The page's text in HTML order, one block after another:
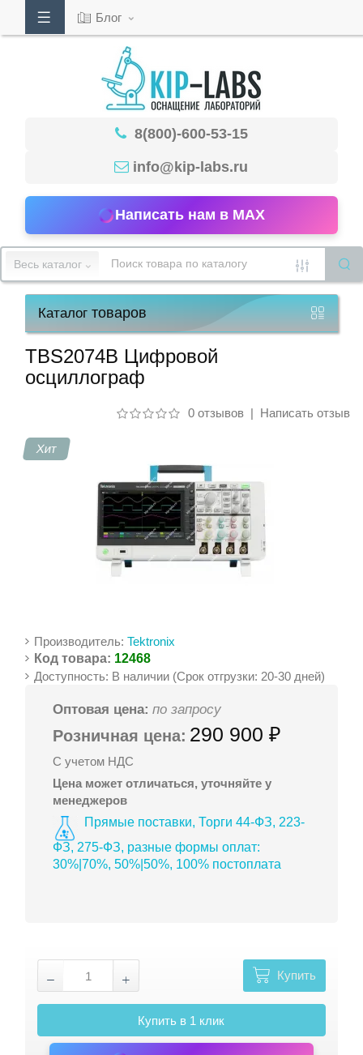
53-
15
работы
Блог
8(800)-600-53-15
info@kip-labs.ru
Написать нам в MAX
Весь каталог
Каталогтоваров
TBS2074B Цифровой
осциллограф
0 отзывов| Написать отзыв
Хит
Производитель:Tektronix
Код товара: 12468
Доступность: В наличии (Срок отгрузки: 20-30 дней)
Оптовая цена: по запросу
Розничная цена: 290 900 ₽
С учетом НДС
Цена может отличаться, уточняйте у
менеджеров
Прямые поставки, Торги 44-ФЗ, 223-
ФЗ, 275-ФЗ, разные формы оплат:
30%|70%, 50%|50%, 100% постоплата
Купить
Купить в 1 клик